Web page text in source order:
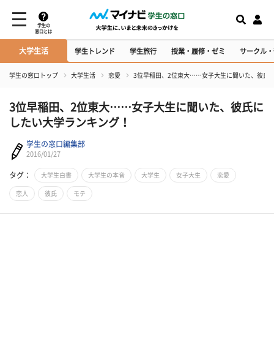
学生の
窓口とは
大学生活 学生トレンド 学生旅行 授業・履修・ゼミ サークル
学生の窓口トップ 大学生活 恋愛 3位早稲田、2位東大……女子大生に聞いた、彼氏
3位早稲田、2位東大……女子大生に聞いた、彼氏に
したい大学ランキング！
学生の窓口編集部
2016/01/27
タグ： 大学生白書 大学生の本音 大学生 女子大生 恋愛
恋人 彼氏 モテ